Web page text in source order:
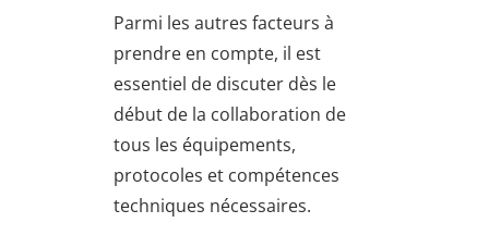
Parmi les autres facteurs à
prendre en compte, il est
essentiel de discuter dès le
début de la collaboration de
tous les équipements,
protocoles et compétences
techniques nécessaires.